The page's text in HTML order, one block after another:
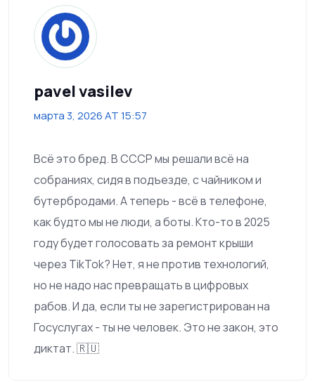
pavel vasilev
марта 3, 2026 AT 15:57
Всё это бред. В СССР мы решали всё на
собраниях, сидя в подъезде, с чайником и
бутербродами. А теперь - всё в телефоне,
как будто мы не люди, а боты. Кто-то в 2025
году будет голосовать за ремонт крыши
через TikTok? Нет, я не против технологий,
но не надо нас превращать в цифровых
рабов. И да, если ты не зарегистрирован на
Госуслугах - ты не человек. Это не закон, это
диктат. 🇷🇺